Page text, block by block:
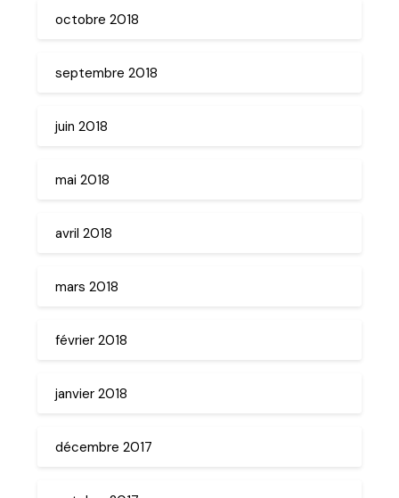
octobre 2018
septembre 2018
juin 2018
mai 2018
avril 2018
mars 2018
février 2018
janvier 2018
décembre 2017